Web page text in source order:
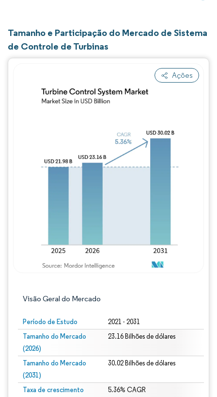
Tamanho e Participação do Mercado de Sistema
de Controle de Turbinas
Ações
Visão Geral do Mercado
Período de Estudo 2021 - 2031
Tamanho do Mercado
(2026)
23.16 Bilhões de dólares
Tamanho do Mercado
(2031)
30.02 Bilhões de dólares
Taxa de crescimento
5.36% CAGR